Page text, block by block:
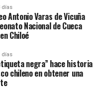
días
Antonio Varas de Vicuña
Nacional de Cueca
Chiloé
días
negra” hace historia
chileno en obtener una